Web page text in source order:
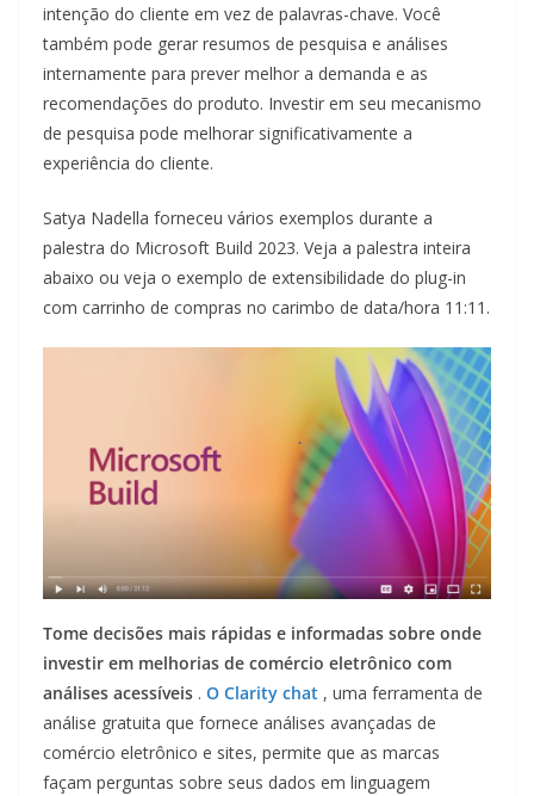
intenção do cliente em vez de palavras-chave. Você
também pode gerar resumos de pesquisa e análises
internamente para prever melhor a demanda e as
recomendações do produto. Investir em seu mecanismo
de pesquisa pode melhorar significativamente a
experiência do cliente.
Satya Nadella forneceu vários exemplos durante a
palestra do Microsoft Build 2023. Veja a palestra inteira
abaixo ou veja o exemplo de extensibilidade do plug-in
com carrinho de compras no carimbo de data/hora 11:11.
Tome decisões mais rápidas e informadas sobre onde
investir em melhorias de comércio eletrônico com
análises acessíveis . O Clarity chat , uma ferramenta de
análise gratuita que fornece análises avançadas de
comércio eletrônico e sites, permite que as marcas
façam perguntas sobre seus dados em linguagem